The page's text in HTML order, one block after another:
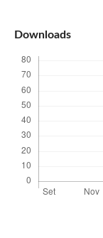
Downloads